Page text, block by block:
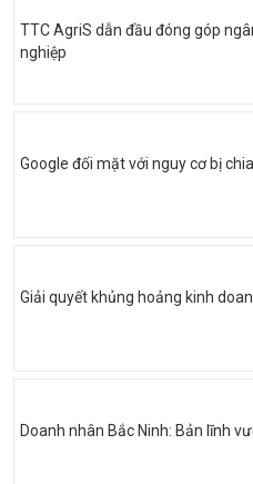
TTC AgriS dẫn đầu đóng góp
nghiệp
Google đối mặt với nguy cơ bị
Giải quyết khủng hoảng kinh
Doanh nhân Bắc Ninh: Bản lĩnh